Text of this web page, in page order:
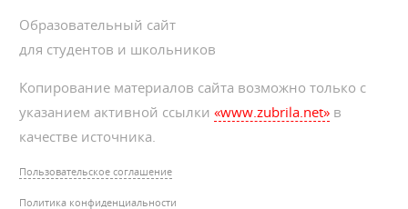
Образовательный сайт
для студентов и школьников
Копирование материалов сайта возможно только с
указанием активной ссылки«www.zubrila.net» в
качестве источника.
Пользовательское соглашение
Политика конфиденциальности